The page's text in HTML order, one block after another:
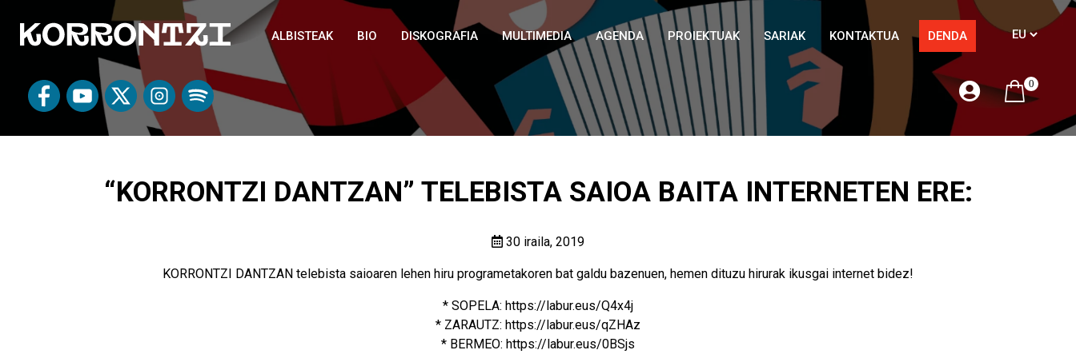
ALBISTEAK BIO DISKOGRAFIA MULTIMEDIA AGENDA PROIEKTUAK SARIAK KONTAKTUA DENDA
0
“KORRONTZI DANTZAN” TELEBISTA SAIOA BAITA INTERNETEN ERE:
30 iraila, 2019
KORRONTZI DANTZAN telebista saioaren lehen hiru programetakoren bat galdu bazenuen, hemen dituzu hirurak ikusgai internet bidez!
* SOPELA: https://labur.eus/Q4x4j
* ZARAUTZ: https://labur.eus/qZHAz
* BERMEO: https://labur.eus/0BSjs